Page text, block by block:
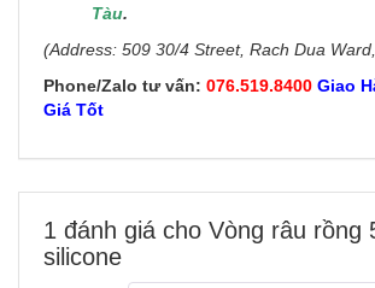
Tàu.
(Address: 509 30/4 Street, Rach Dua
Phone/Zalo tư vấn: 076.519.8400 Giao
Giá Tốt
1 đánh giá cho Vòng râu rồng
silicone